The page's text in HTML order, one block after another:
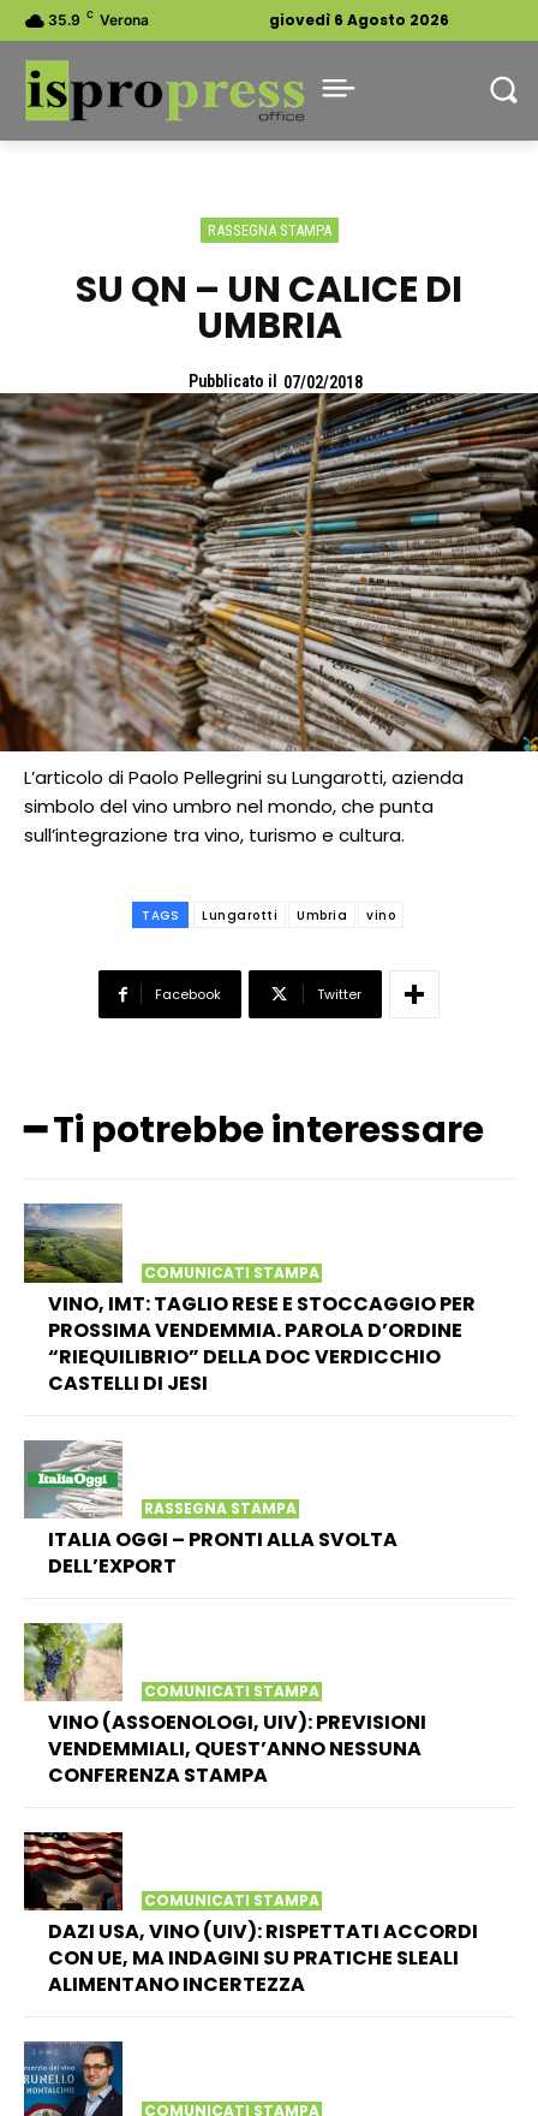
35.9 C Verona giovedì 6 Agosto 2026
RASSEGNA STAMPA
SU QN – UN CALICE DI
UMBRIA
Pubblicato il 07/02/2018
L’articolo di Paolo Pellegrini su Lungarotti, azienda
simbolo del vino umbro nel mondo, che punta
sull’integrazione tra vino, turismo e cultura.
TAGS Lungarotti Umbria vino
Facebook Twitter
━ Ti potrebbe interessare
COMUNICATI STAMPA
VINO, IMT: TAGLIO RESE E STOCCAGGIO PER
PROSSIMA VENDEMMIA. PAROLA D’ORDINE
“RIEQUILIBRIO” DELLA DOC VERDICCHIO
CASTELLI DI JESI
RASSEGNA STAMPA
ITALIA OGGI – PRONTI ALLA SVOLTA
DELL’EXPORT
COMUNICATI STAMPA
VINO (ASSOENOLOGI, UIV): PREVISIONI
VENDEMMIALI, QUEST’ANNO NESSUNA
CONFERENZA STAMPA
COMUNICATI STAMPA
DAZI USA, VINO (UIV): RISPETTATI ACCORDI
CON UE, MA INDAGINI SU PRATICHE SLEALI
ALIMENTANO INCERTEZZA
COMUNICATI STAMPA